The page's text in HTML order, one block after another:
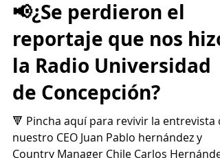
Qualitat Latam
26 jul 2019
📢¿Se perdieron el
reportaje que nos hizo
la Radio Universidad
de Concepción?